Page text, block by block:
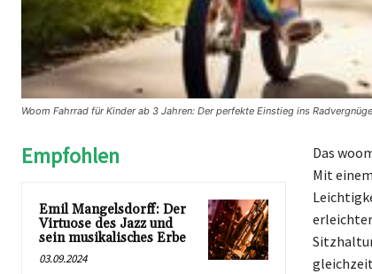
Woom Fahrrad für Kinder ab 3 Jahren: Der perfekte Einstieg ins
Empfohlen
Emil Mangelsdorff: Der
Virtuose des Jazz und
sein musikalisches Erbe
03.09.2024
Das
Mit